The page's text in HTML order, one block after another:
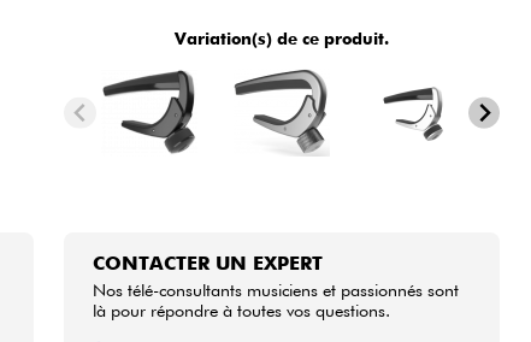
• Star' SMusicBRUXELLES
• Star SMusic LILLE
Star'SMusic
• Star'SMusic
Variation(s) de ce produit.
CONTACTER UN EXPERT
Nos télé-consultants musiciens et passionnés sont
là pour répondre à toutes vos questions.